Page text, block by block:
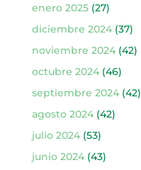
enero 2025(27)
diciembre 2024(37)
noviembre 2024(42)
octubre 2024(46)
septiembre 2024(42)
agosto 2024(42)
julio 2024(53)
junio 2024(43)